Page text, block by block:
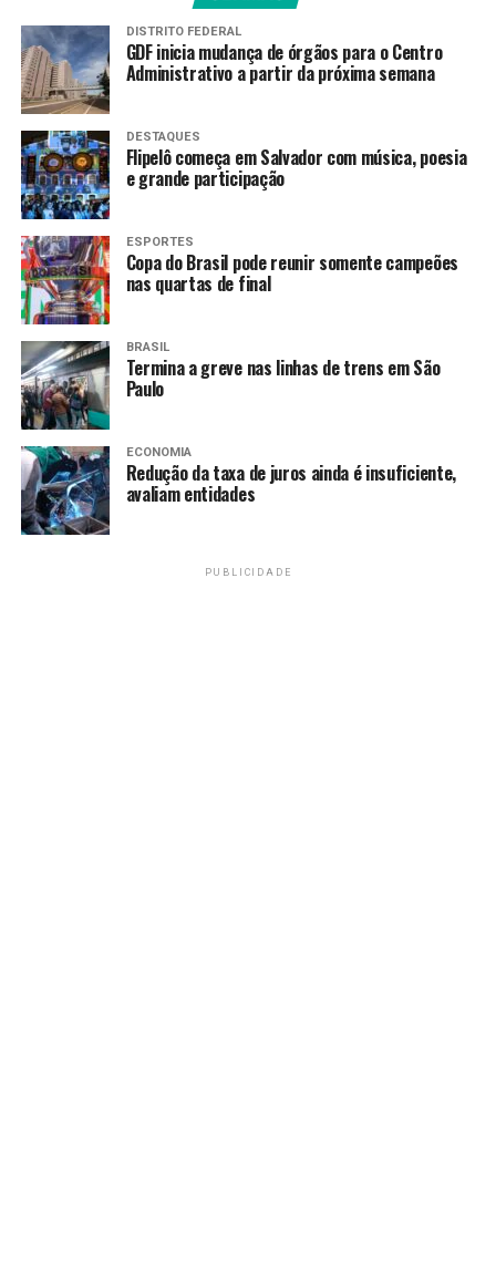
A Cerimônia de Abertura dos Jogos da Juventude será
realizada a partir das 18h (horário de Brasília) da
próxima quarta-feira, mas antes disso, a partir das 10h,
a primeira competição será a do ciclismo potência, que
terá como palco o CICB.
Fonte:Agência Brasil
TAGS
PRÓXIMO
Inflação oficial recua 0,11% em agosto, menor
resultado desde 2022
RECENTES
Botafogo conquista Brasileirão sub-20 de futebol
feminino
Amarildo Mota
DISTRITO FEDERAL
GDF inicia mudança de órgãos para o Centro
Administrativo a partir da próxima semana
DESTAQUES
Flipelô começa em Salvador com música, poesia
e grande participação
ESPORTES
Copa do Brasil pode reunir somente campeões
nas quartas de final
BRASIL
Termina a greve nas linhas de trens em São
Paulo
ECONOMIA
Redução da taxa de juros ainda é insuficiente,
avaliam entidades
PUBLICIDADE